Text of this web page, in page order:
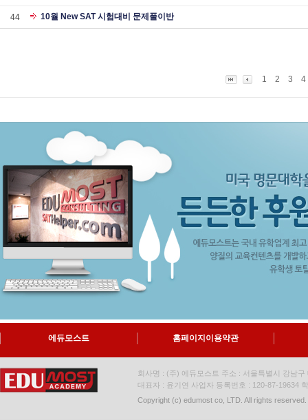
44 10월 New SAT 시험대비 문제풀이반
1 2 3
에듀모스트 홈페이지이용약관
회사명 : (주) 에듀모스트 주소 : 서울특별시 강남
대표자 : 윤기연 사업자 등록번호 : 120-87-19634
Copyright (c) edumost co, LTD. All rights reserved.